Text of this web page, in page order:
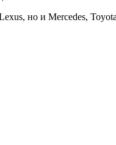
но и Mercedes,